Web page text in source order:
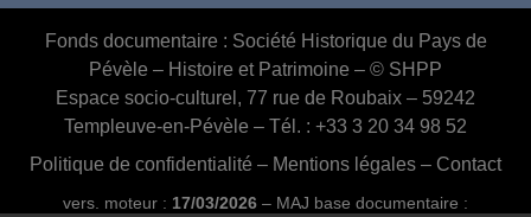
Fonds documentaire : Société Historique du Pays de
Pévèle – Histoire et Patrimoine – © SHPP
Espace socio-culturel, 77 rue de Roubaix – 59242
Templeuve-en-Pévèle – Tél. : +33 3 20 34 98 52
Politique de confidentialité – Mentions légales – Contact
vers. moteur : 17/03/2026 – MAJ base documentaire :